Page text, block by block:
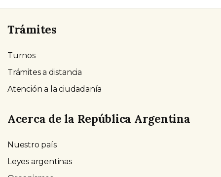
Trámites
Turnos
Trámites a distancia
Atención a la ciudadanía
Acerca de la República Argentina
Nuestro país
Leyes argentinas